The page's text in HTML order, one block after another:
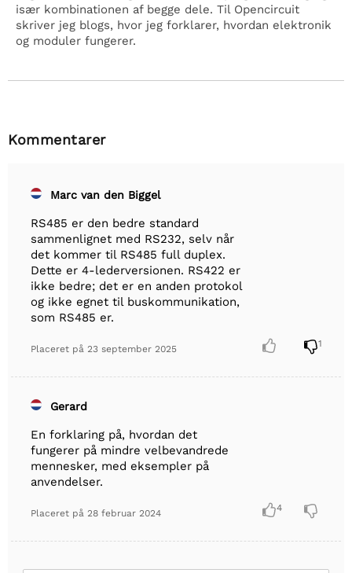
især kombinationen af begge dele. Til Opencircuit
skriver jeg blogs, hvor jeg forklarer, hvordan elektronik
og moduler fungerer.
Kommentarer
Marc van den Biggel
RS485 er den bedre standard
sammenlignet med RS232, selv når
det kommer til RS485 full duplex.
Dette er 4-lederversionen. RS422 er
ikke bedre; det er en anden protokol
og ikke egnet til buskommunikation,
som RS485 er.
Placeret på 23 september 2025  1
Gerard
En forklaring på, hvordan det
fungerer på mindre velbevandrede
mennesker, med eksempler på
anvendelser.
Placeret på 28 februar 2024 4 